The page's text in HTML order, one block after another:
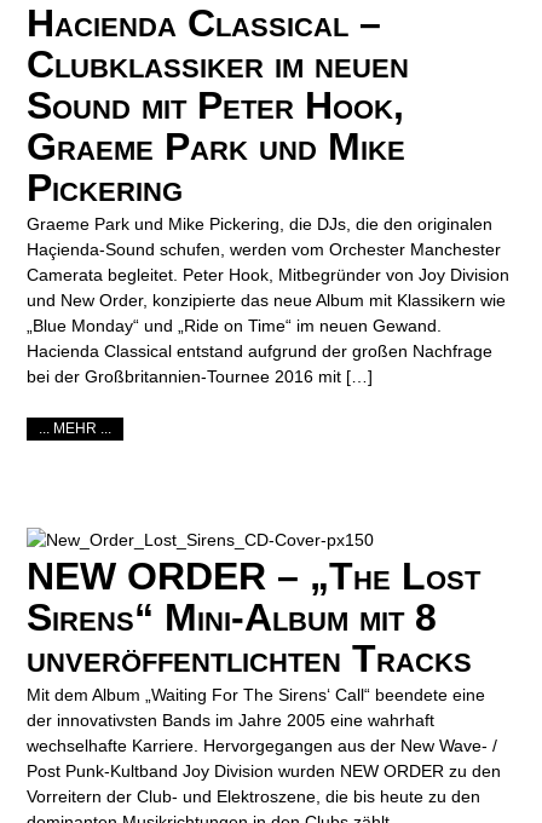
Hacienda Classical –
Clubklassiker im neuen
Sound mit Peter Hook,
Graeme Park und Mike
Pickering
Graeme Park und Mike Pickering, die DJs, die den originalen
Haçienda-Sound schufen, werden vom Orchester Manchester
Camerata begleitet. Peter Hook, Mitbegründer von Joy Division
und New Order, konzipierte das neue Album mit Klassikern wie
„Blue Monday“ und „Ride on Time“ im neuen Gewand.
Hacienda Classical entstand aufgrund der großen Nachfrage
bei der Großbritannien-Tournee 2016 mit […]
... MEHR ...
NEW ORDER – „The Lost
Sirens“ Mini-Album mit 8
unveröffentlichten Tracks
Mit dem Album „Waiting For The Sirens‘ Call“ beendete eine
der innovativsten Bands im Jahre 2005 eine wahrhaft
wechselhafte Karriere. Hervorgegangen aus der New Wave- /
Post Punk-Kultband Joy Division wurden NEW ORDER zu den
Vorreitern der Club- und Elektroszene, die bis heute zu den